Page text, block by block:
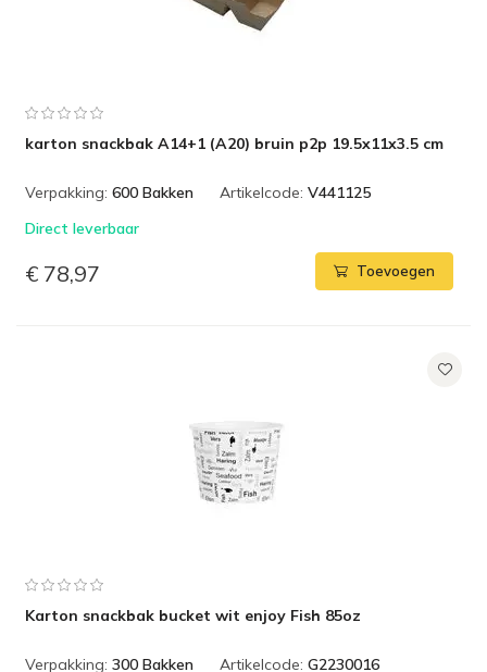
karton snackbak A14+1 (A20) bruin p2p 19.5x11x3.5 cm
Verpakking: 600 Bakken Artikelcode: V441125
Direct leverbaar
€ 78,97 Toevoegen
Karton snackbak bucket wit enjoy Fish 85oz
Verpakking: 300 Bakken Artikelcode: G2230016